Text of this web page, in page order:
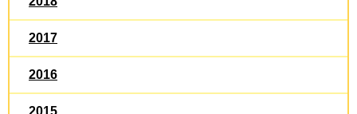
2017
2016
2015